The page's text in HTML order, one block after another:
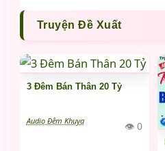
Truyện Đề Xuất
3 Đêm Bán Thân 20 Tỷ
Audio Đêm Khuya 👁 0